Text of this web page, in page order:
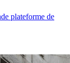
plateforme de